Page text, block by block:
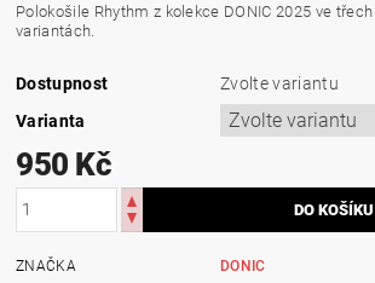
Polokošile Rhythm z kolekce DONIC 2025 ve
variantách.
Dostupnost
Zvolte variantu
Varianta
950 Kč
ZNAČKA
DONIC